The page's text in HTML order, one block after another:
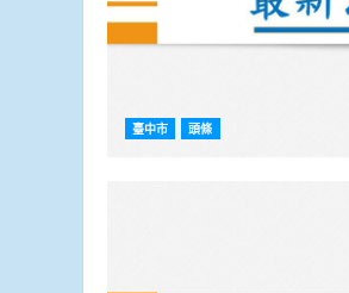
臺中市 頭條